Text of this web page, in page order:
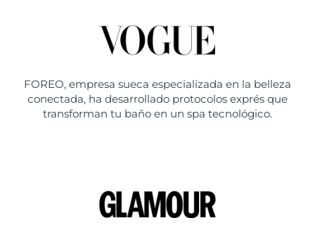
FOREO, empresa sueca especializada en la belleza
conectada, ha desarrollado protocolos exprés que
transforman tu baño en un spa tecnológico.